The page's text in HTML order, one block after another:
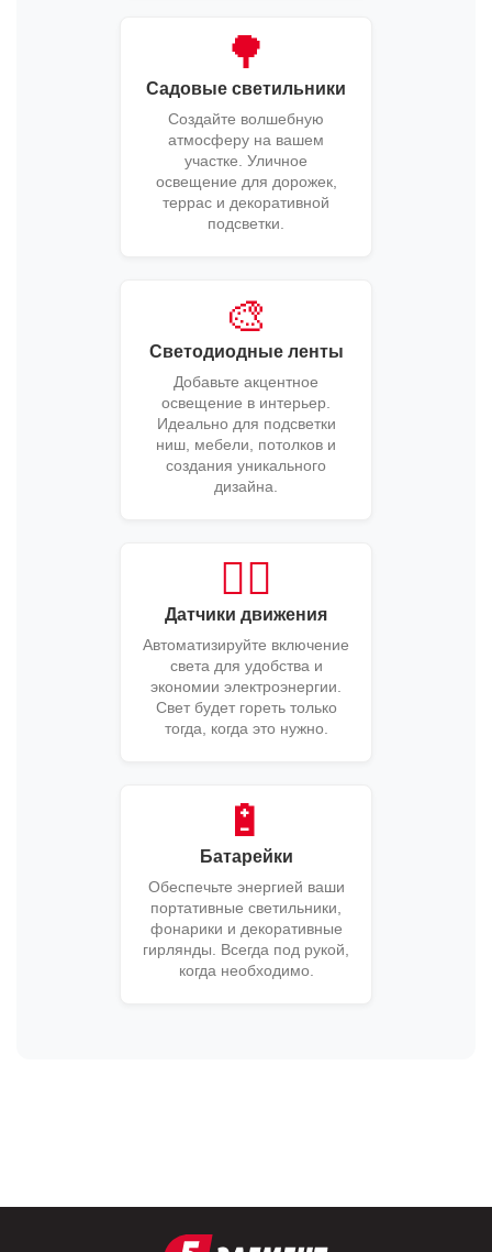
🌳
Садовые светильники
Создайте волшебную
атмосферу на вашем
участке. Уличное
освещение для дорожек,
террас и декоративной
подсветки.
🎨
Светодиодные ленты
Добавьте акцентное
освещение в интерьер.
Идеально для подсветки
ниш, мебели, потолков и
создания уникального
дизайна.
🚶‍♂️
Датчики движения
Автоматизируйте включение
света для удобства и
экономии электроэнергии.
Свет будет гореть только
тогда, когда это нужно.
🔋
Батарейки
Обеспечьте энергией ваши
портативные светильники,
фонарики и декоративные
гирлянды. Всегда под рукой,
когда необходимо.